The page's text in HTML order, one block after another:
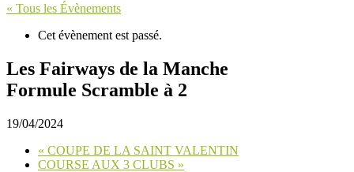
« Tous les Évènements
Cet évènement est passé.
Les Fairways de la Manche
Formule Scramble à 2
19/04/2024
« COUPE DE LA SAINT VALENTIN
COURSE AUX 3 CLUBS »